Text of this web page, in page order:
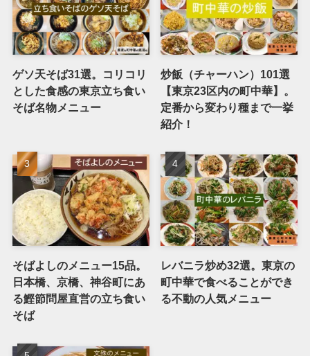
ゲソ天そば31選。コリコリ
とした食感の東京立ち食い
そば名物メニュー
炒飯（チャーハン）101選
【東京23区内の町中華】。
定番から変わり種まで一挙
紹介！
そばよしのメニュー15品。
日本橋、京橋、神谷町にあ
る鰹節問屋直営の立ち食い
そば
レバニラ炒め32選。東京の
町中華で食べることができ
る不動の人気メニュー